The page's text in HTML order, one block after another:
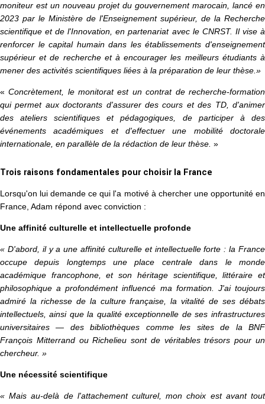
moniteur est un nouveau projet du gouvernement marocain, lancé en
2023 par le Ministère de l'Enseignement supérieur, de la Recherche
scientifique et de l'Innovation, en partenariat avec le CNRST. Il vise à
renforcer le capital humain dans les établissements d'enseignement
supérieur et de recherche et à encourager les meilleurs étudiants à
mener des activités scientifiques liées à la préparation de leur thèse.»
«Concrètement, le monitorat est un contrat de recherche-formation
qui permet aux doctorants d'assurer des cours et des TD, d'animer
des ateliers scientifiques et pédagogiques, de participer à des
événements académiques et d'effectuer une mobilité doctorale
internationale, en parallèle de la rédaction de leur thèse. »
Trois raisons fondamentales pour choisir la France
Lorsqu'on lui demande ce qui l'a motivé à chercher une opportunité en
France, Adam répond avec conviction :
Une affinité culturelle et intellectuelle profonde
« D'abord, il y a une affinité culturelle et intellectuelle forte : la France
occupe depuis longtemps une place centrale dans le monde
académique francophone, et son héritage scientifique, littéraire et
philosophique a profondément influencé ma formation. J'ai toujours
admiré la richesse de la culture française, la vitalité de ses débats
intellectuels, ainsi que la qualité exceptionnelle de ses infrastructures
universitaires — des bibliothèques comme les sites de la BNF
François Mitterrand ou Richelieu sont de véritables trésors pour un
chercheur. »
Une nécessité scientifique
« Mais au-delà de l'attachement culturel, mon choix est avant tout